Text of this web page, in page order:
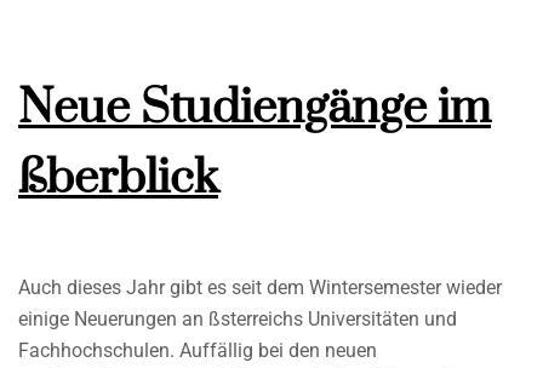
Neue Studiengänge im
ßberblick
Auch dieses Jahr gibt es seit dem Wintersemester wieder
einige Neuerungen an ßsterreichs Universitäten und
Fachhochschulen. Auffällig bei den neuen